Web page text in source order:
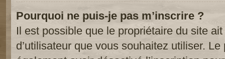
Pourquoi ne puis-je pas m’inscrire ?
Il est possible que le propriétaire du site
d’utilisateur que vous souhaitez utiliser.